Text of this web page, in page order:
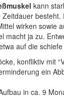
kann
wirken sowie
macht ja zu.
auf die
konfliktiv mit
ein
in ca. 9